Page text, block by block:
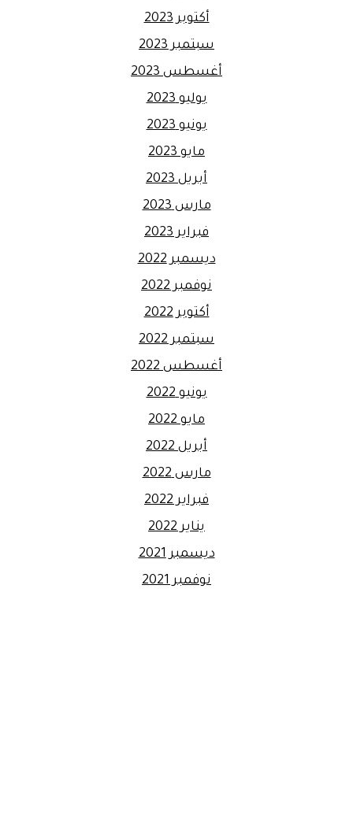
أكتوبر 2023
سبتمبر 2023
أغسطس 2023
يوليو 2023
يونيو 2023
مايو 2023
أبريل 2023
مارس 2023
فبراير 2023
ديسمبر 2022
نوفمبر 2022
أكتوبر 2022
سبتمبر 2022
أغسطس 2022
يونيو 2022
مايو 2022
أبريل 2022
مارس 2022
فبراير 2022
يناير 2022
ديسمبر 2021
نوفمبر 2021